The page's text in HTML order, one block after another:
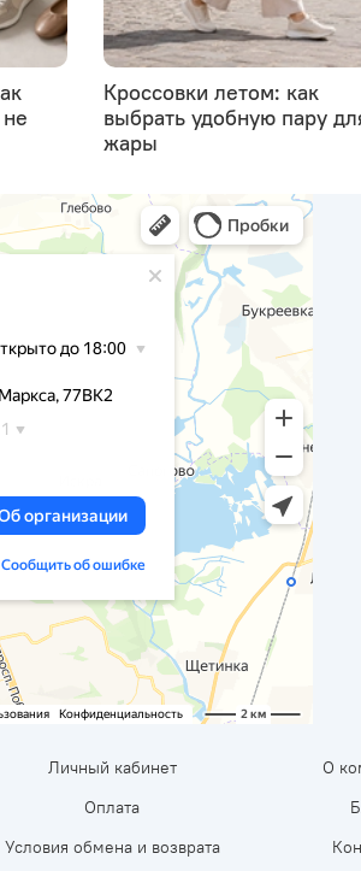
Кроссовки летом: как
выбрать удобную пару
жары
Личный кабинет
Оплата
Условия обмена и возврата
О